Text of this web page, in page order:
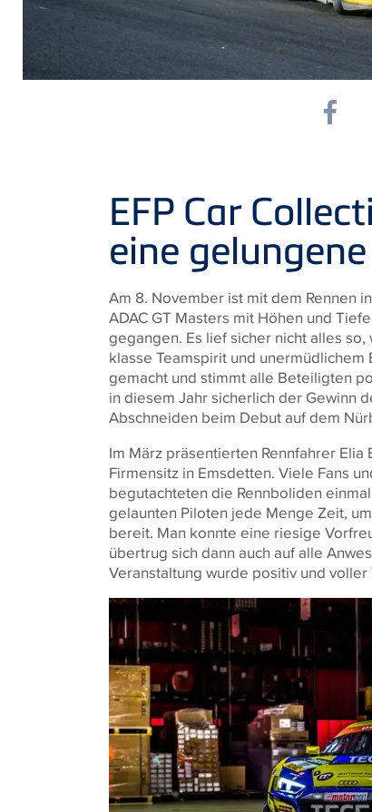
EFP Car
eine
Am 8. November ist mit dem Rennen
ADAC GT Masters mit Höhen und
gegangen. Es lief sicher nicht alles
klasse Teamspirit und
gemacht und stimmt alle Beteiligten
in diesem Jahr sicherlich der Gewinn
Abschneiden beim Debut auf dem
Im März präsentierten Rennfahrer Elia
Firmensitz in Emsdetten. Viele Fans
begutachteten die Rennboliden
gelaunten Piloten jede Menge Zeit,
bereit. Man konnte eine riesige
übertrug sich dann auch auf alle
Veranstaltung wurde positiv und